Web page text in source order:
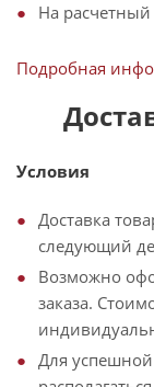
На
Подробная
Условия
Доставка
следующий
Возможно
заказа.
Для успешной